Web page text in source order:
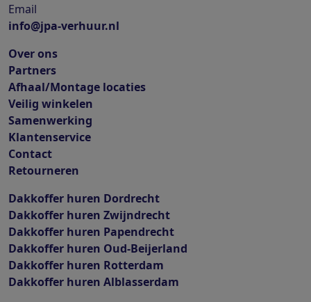
Email
info@jpa-verhuur.nl
Over ons
Partners
Afhaal/Montage locaties
Veilig winkelen
Samenwerking
Klantenservice
Contact
Retourneren
Dakkoffer huren Dordrecht
Dakkoffer huren Zwijndrecht
Dakkoffer huren Papendrecht
Dakkoffer huren Oud-Beijerland
Dakkoffer huren Rotterdam
Dakkoffer huren Alblasserdam